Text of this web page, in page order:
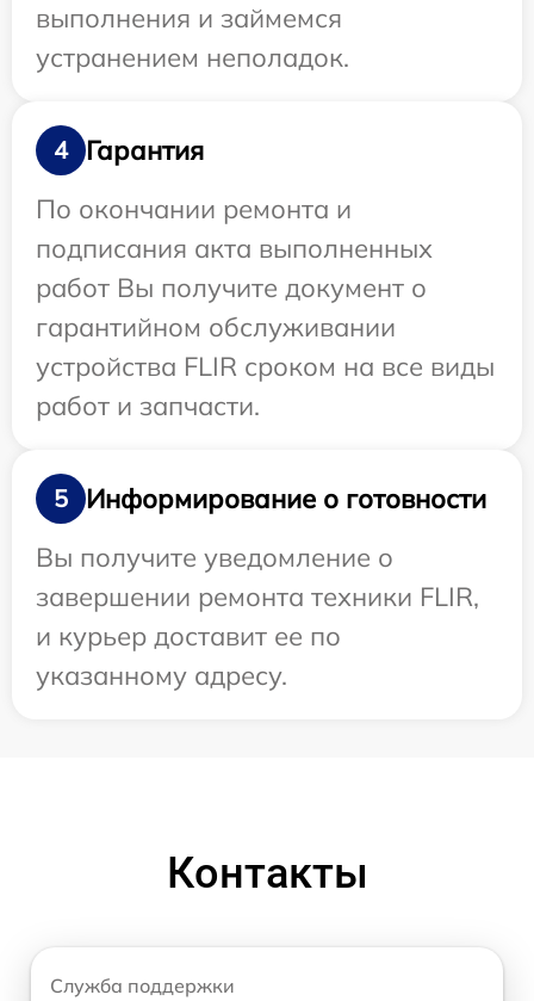
выполнения и займемся
устранением неполадок.
4
Гарантия
По окончании ремонта и
подписания акта выполненных
работ Вы получите документ о
гарантийном обслуживании
устройства FLIR сроком на все виды
работ и запчасти.
5
Информирование о готовности
Вы получите уведомление о
завершении ремонта техники FLIR,
и курьер доставит ее по
указанному адресу.
Контакты
Служба поддержки